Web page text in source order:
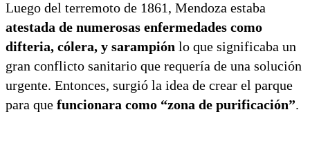
Luego del terremoto de 1861, Mendoza estaba
atestada de numerosas enfermedades como
difteria, cólera, y sarampión lo que significaba un
gran conflicto sanitario que requería de una solución
urgente. Entonces, surgió la idea de crear el parque
para que funcionara como “zona de purificación”.